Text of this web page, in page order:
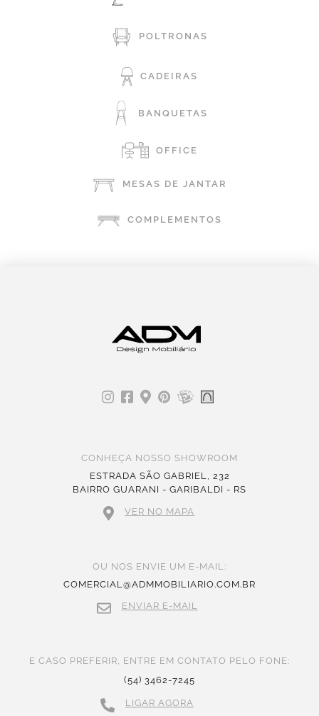
POLTRONAS
CADEIRAS
BANQUETAS
OFFICE
MESAS DE JANTAR
COMPLEMENTOS
CONHEÇA NOSSO SHOWROOM
ESTRADA SÃO GABRIEL, 232
BAIRRO GUARANI - GARIBALDI - RS
VER NO MAPA
OU NOS ENVIE UM E-MAIL:
COMERCIAL@ADMMOBILIARIO.COM.BR
ENVIAR E-MAIL
E CASO PREFERIR, ENTRE EM CONTATO PELO FONE:
(54) 3462-7245
LIGAR AGORA